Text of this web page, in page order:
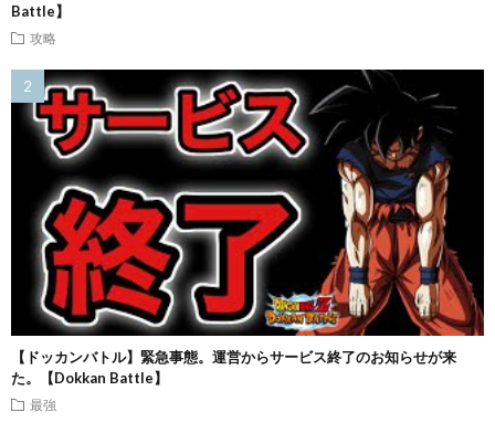
Battle】
攻略
【ドッカンバトル】緊急事態。運営からサービス終了のお知らせが来
た。【Dokkan Battle】
最強